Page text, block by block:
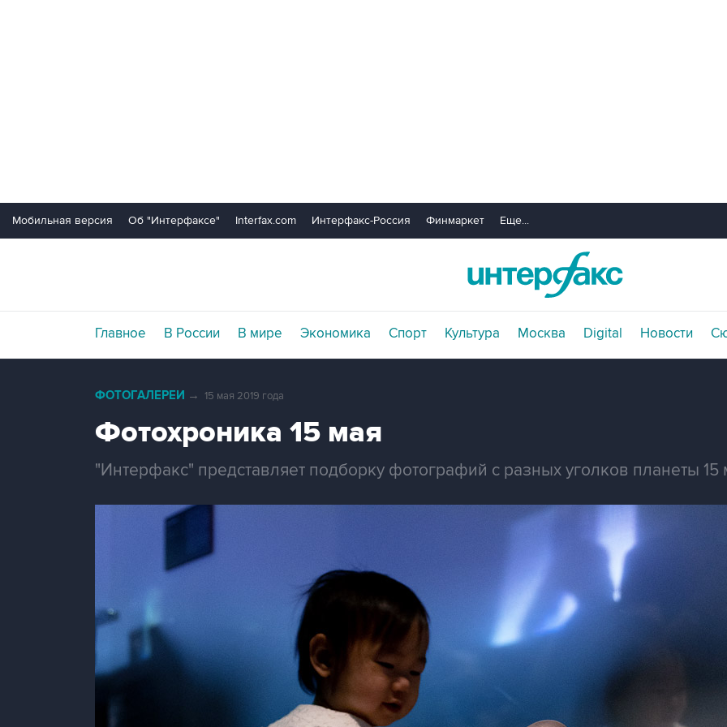
Мобильная версия Об "Интерфаксе" Interfax.com Интерфакс-Россия Финмаркет Еще...
Главное В России В мире Экономика Спорт Культура Москва Digital Новости
ФОТОГАЛЕРЕИ → 15 мая 2019 года
Фотохроника 15 мая
"Интерфакс" представляет подборку фотографий с разных уголков планеты 15